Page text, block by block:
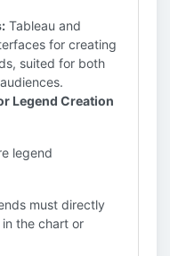
Tableau and
for creating
suited for both
Legend Creation
legend
must directly
the chart or